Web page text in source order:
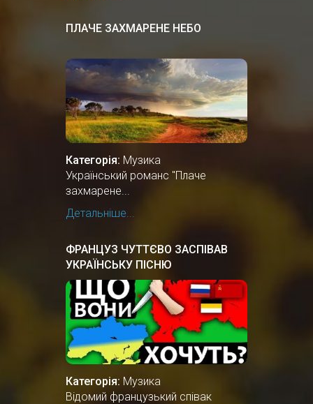
ПЛАЧЕ ЗАХМАРЕНЕ НЕБО
Категорія: Музика
Український романс "Плаче
захмарене...
Детальніше...
ФРАНЦУЗ ЧУТТЄВО ЗАСПІВАВ
УКРАЇНСЬКУ ПІСНЮ
Категорія: Музика
Відомий французький співак